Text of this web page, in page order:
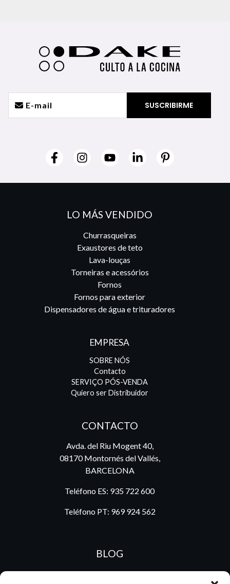
LO MÁS VENDIDO
Churrasqueiras
Exaustores de teto
Lava-louças
Torneiras e acessórios
Fornos
Fornos para exterior
Dispensadores de água e trituradores
EMPRESA
SOBRE NÓS
Contacto
SERVIÇO PÓS-VENDA
Quiero ser Distribuidor
CONTACTO
Avda. del Riu Mogent 40,
08170 Montornés del Vallés,
BARCELONA
Teléfono ES: 935 722 600
Teléfono PT: 969 924 562
BLOG